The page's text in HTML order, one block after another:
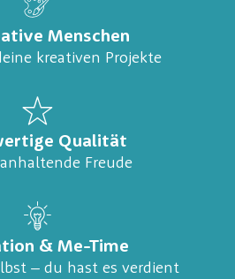
Menschen
kreativen Projekte
Qualität
Freude
& Me-Time
– du hast es verdient